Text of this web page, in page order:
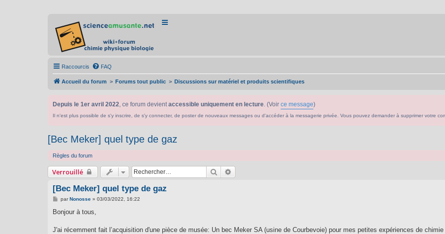
Raccourcis FAQ
Accueil du forum Forums tout public Discussions sur matériel et produits scientifiques
Depuis le 1er avril 2022, ce forum devientaccessible uniquement en lecture. (Voir ce message)
Il n'est plus possible de s'y inscrire, de s'y connecter, de poster de nouveaux messages ou d'accéder à la messagerie privée. Vous pouvez demander à supprimer votre
[Bec Meker] quel type de gaz
Règles du forum
Verrouillé Rechercher
[Bec Meker] quel type de gaz
M
s
g
parNonosse» 03/03/2022, 16:22
Bonjour à tous,
J'ai récemment fait l’acquisition d'une pièce de musée: Un bec Meker SA (usine de Courbevoie) pour mes petites expériences de